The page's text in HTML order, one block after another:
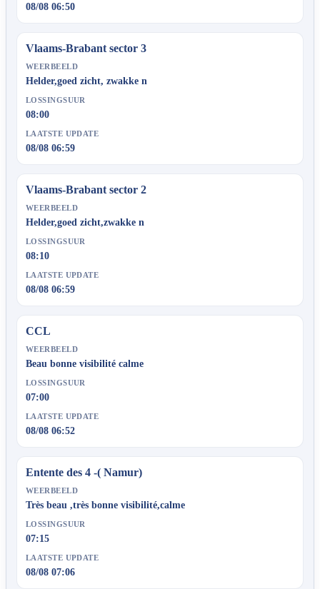
08/08 06:50
Vlaams-Brabant sector 3
WEERBEELD
Helder,goed zicht, zwakke n
LOSSINGSUUR
08:00
LAATSTE UPDATE
08/08 06:59
Vlaams-Brabant sector 2
WEERBEELD
Helder,goed zicht,zwakke n
LOSSINGSUUR
08:10
LAATSTE UPDATE
08/08 06:59
CCL
WEERBEELD
Beau bonne visibilité calme
LOSSINGSUUR
07:00
LAATSTE UPDATE
08/08 06:52
Entente des 4 -( Namur)
WEERBEELD
Très beau ,très bonne visibilité,calme
LOSSINGSUUR
07:15
LAATSTE UPDATE
08/08 07:06